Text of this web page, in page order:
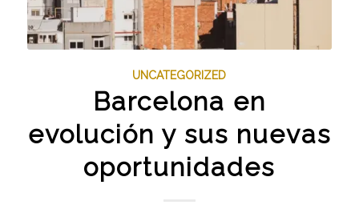
UNCATEGORIZED
Barcelona en
evolución y sus nuevas
oportunidades